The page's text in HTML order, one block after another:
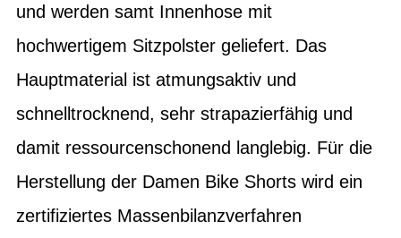
und werden samt Innenhose mit
hochwertigem Sitzpolster geliefert. Das
Hauptmaterial ist atmungsaktiv und
schnelltrocknend, sehr strapazierfähig und
damit ressourcenschonend langlebig. Für die
Herstellung der Damen Bike Shorts wird ein
zertifiziertes Massenbilanzverfahren